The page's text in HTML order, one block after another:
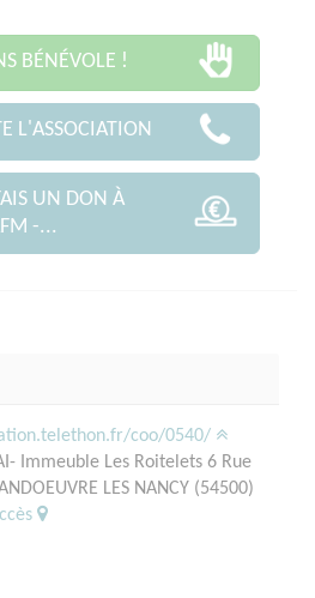
BÉNÉVOLE !
L'ASSOCIATION
UN DON À
-...
coo/0540/
Immeuble Les Roitelets 6 Rue
LES NANCY (54500)